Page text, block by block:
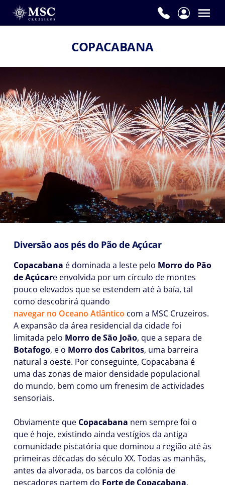
COPACABANA
Diversão aos pés do Pão de Açúcar
Copacabana é dominada a leste pelo Morro do Pão
de Açúcare envolvida por um círculo de montes
pouco elevados que se estendem até à baía, tal
como descobrirá quando
navegar no Oceano Atlântico com a MSC Cruzeiros.
A expansão da área residencial da cidade foi
limitada pelo Morro de São João, que a separa de
Botafogo, e o Morro dos Cabritos, uma barreira
natural a oeste. Por conseguinte, Copacabana é
uma das zonas de maior densidade populacional
do mundo, bem como um frenesim de actividades
sensoriais.
Obviamente que Copacabana nem sempre foi o
que é hoje, existindo ainda vestígios da antiga
comunidade piscatória que dominou a região até às
primeiras décadas do século XX. Todas as manhãs,
antes da alvorada, os barcos da colónia de
pescadores partem do Forte de Copacabana,